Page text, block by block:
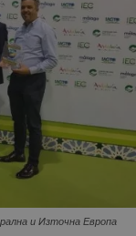
и Източна Европа